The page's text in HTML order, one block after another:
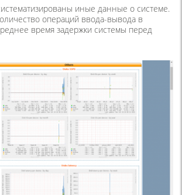
иные данные о системе.
операций ввода-вывода в
время задержки системы перед